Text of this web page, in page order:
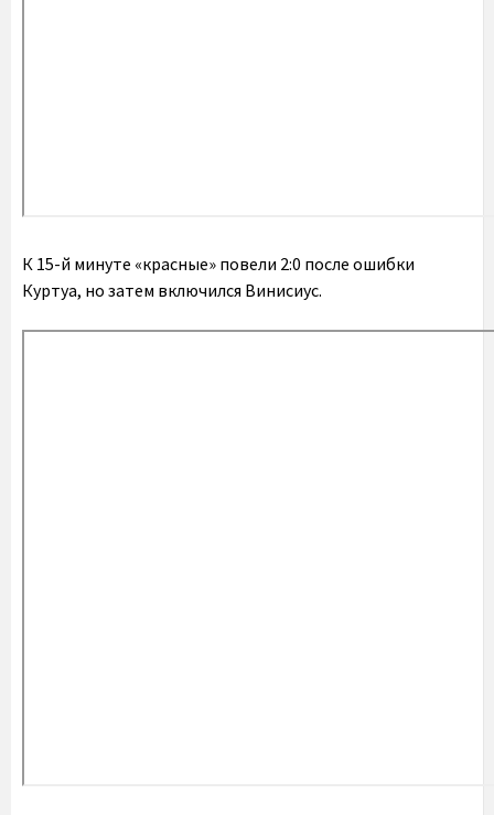
К 15-й минуте «красные» повели 2:0 после ошибки
Куртуа, но затем включился Винисиус.